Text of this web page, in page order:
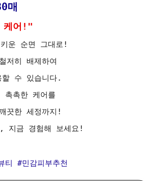
매
케어!"
운 순면 그대로!
저히 배제하여
할 수 있습니다.
촉촉한 케어를
끗한 세정까지!
지금 경험해 보세요!
티 #민감피부추천